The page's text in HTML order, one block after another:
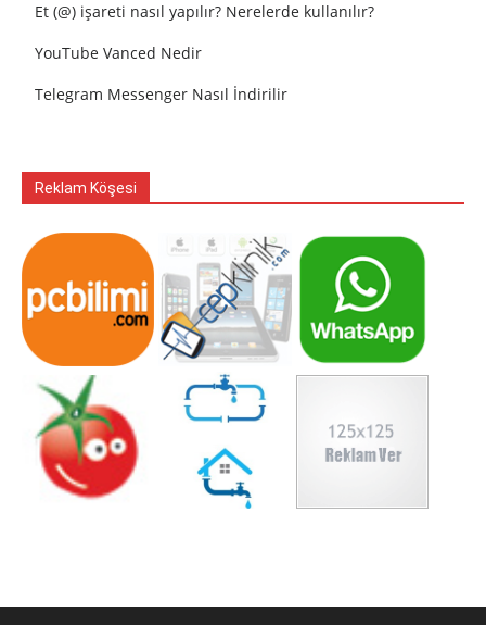
Et (@) işareti nasıl yapılır? Nerelerde kullanılır?
YouTube Vanced Nedir
Telegram Messenger Nasıl İndirilir
Reklam Köşesi